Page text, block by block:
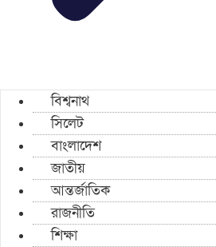
বিশ্বনাথ
সিলেট
বাংলাদেশ
জাতীয়
আন্তর্জাতিক
রাজনীতি
শিক্ষা